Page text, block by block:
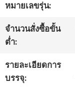
เกี่ยว
เรา
หมายเลขรุ่น:
จำนวนสั่งซื้อขั้น
ต่ำ:
รายละเอียดการ
บรรจุ: